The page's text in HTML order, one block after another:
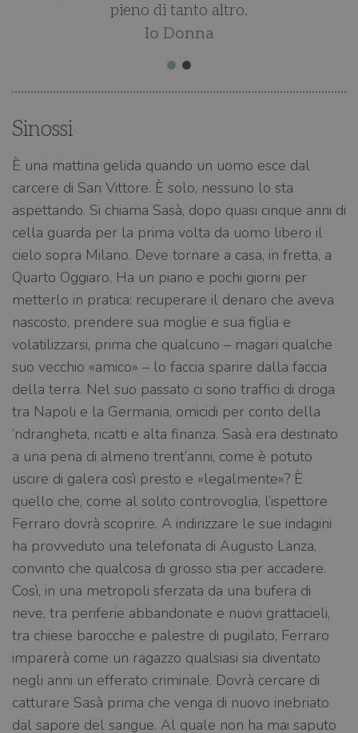
pieno di tanto altro.
Io Donna
Sinossi
È una mattina gelida quando un uomo esce dal
carcere di San Vittore. È solo, nessuno lo sta
aspettando. Si chiama Sasà, dopo quasi cinque anni di
cella guarda per la prima volta da uomo libero il
cielo sopra Milano. Deve tornare a casa, in fretta, a
Quarto Oggiaro. Ha un piano e pochi giorni per
metterlo in pratica: recuperare il denaro che aveva
nascosto, prendere sua moglie e sua figlia e
volatilizzarsi, prima che qualcuno – magari qualche
suo vecchio «amico» – lo faccia sparire dalla faccia
della terra. Nel suo passato ci sono traffici di droga
tra Napoli e la Germania, omicidi per conto della
’ndrangheta, ricatti e alta finanza. Sasà era destinato
a una pena di almeno trent’anni, come è potuto
uscire di galera così presto e «legalmente»? È
quello che, come al solito controvoglia, l’ispettore
Ferraro dovrà scoprire. A indirizzare le sue indagini
ha provveduto una telefonata di Augusto Lanza,
convinto che qualcosa di grosso stia per accadere.
Così, in una metropoli sferzata da una bufera di
neve, tra periferie abbandonate e nuovi grattacieli,
tra chiese barocche e palestre di pugilato, Ferraro
imparerà come un ragazzo qualsiasi sia diventato
negli anni un efferato criminale. Dovrà cercare di
catturare Sasà prima che venga di nuovo inebriato
dal sapore del sangue. Al quale non ha mai saputo